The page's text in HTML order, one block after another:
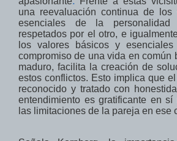
una reevaluación continua de
los
esenciales de la
respetados por el otro, e
los valores básicos y esenciales
compromiso de una vida en común
maduro, facilita la creación de
estos conflictos. Esto implica que
reconocido y tratado con
entendimiento es gratificante en sí
las limitaciones de la pareja en ese